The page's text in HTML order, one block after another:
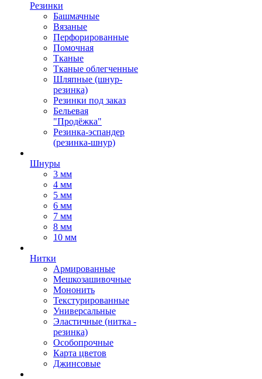
Резинки
Башмачные
Вязаные
Перфорированные
Помочная
Тканые
Тканые облегченные
Шляпные (шнур-
резинка)
Резинки под заказ
Бельевая
"Продёжка"
Резинка-эспандер
(резинка-шнур)
Шнуры
3 мм
4 мм
5 мм
6 мм
7 мм
8 мм
10 мм
Нитки
Армированные
Мешкозашивочные
Мононить
Текстурированные
Универсальные
Эластичные (нитка -
резинка)
Особопрочные
Карта цветов
Джинсовые